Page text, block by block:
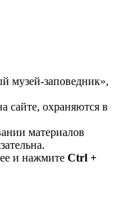
музей-заповедник»,
сайте, охраняются в
материалов
и нажмите Ctrl +